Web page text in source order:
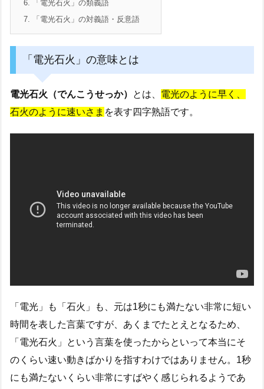
6. 「電光石火」の類義語
7. 「電光石火」の対義語・反意語
「電光石火」の意味とは
電光石火（でんこうせっか） とは、 電光のように早く、
石火のように速いさま を表す四字熟語です。
「電光」も「石火」も、元は1秒にも満たない非常に短い
時間を表した言葉ですが、あくまでたとえとなるため、
「電光石火」という言葉を使ったからといって本当にそ
のくらい速い動きばかりを指すわけではありません。1秒
にも満たないくらい非常にすばやく感じられるようであ